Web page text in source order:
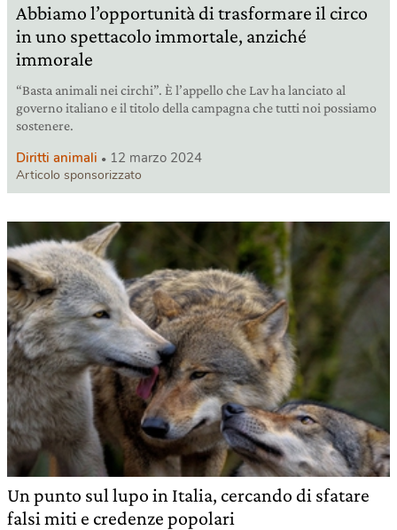
Abbiamo l’opportunità di trasformare il circo
in uno spettacolo immortale, anziché
immorale
“Basta animali nei circhi”. È l’appello che Lav ha lanciato al
governo italiano e il titolo della campagna che tutti noi possiamo
sostenere.
Diritti animali 12 marzo 2024
Articolo sponsorizzato
Un punto sul lupo in Italia, cercando di sfatare
falsi miti e credenze popolari